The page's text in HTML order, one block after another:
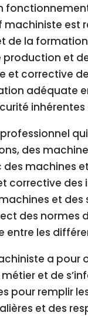
machiniste est
de la
et
corrective
adéquate
inhérentes
des
machines
corrective des
et des
des normes
les
a
et de
pour remplir
et des